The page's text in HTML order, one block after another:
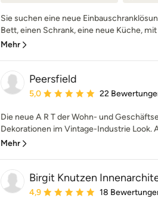
Sie suchen eine neue
Bett, einen Schrank, eine neue Küche, mit
Mehr
Peersfield
Durchschnittliche Bewertung: 5
5,0 22
Die neue A R T der Wohn- und
Dekorationen im Vintage-Industrie Look.
Mehr
Birgit Knutzen
Durchschnittliche Bewertung: 4.9
4,9 18